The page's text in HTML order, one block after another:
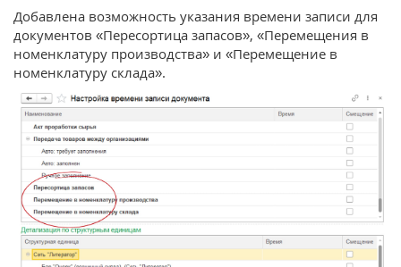
Добавлена возможность указания времени записи для
документов «Пересортица запасов», «Перемещения в
номенклатуру производства» и «Перемещение в
номенклатуру склада».